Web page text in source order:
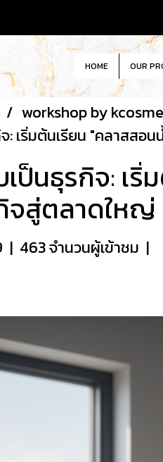
HOME OUR
workshop by
: เริ่มต้นเรียน "คลาสส
ป็นธุรกิจ: เ
จสู่ตลาดใหญ่
| 463 จำนวนผู้เข้าชม |